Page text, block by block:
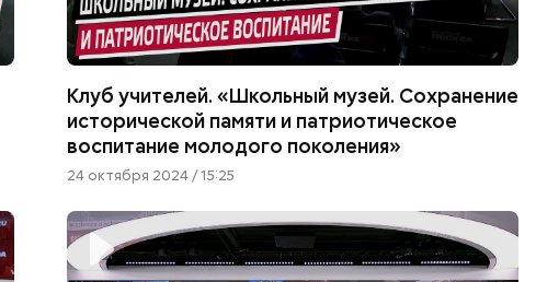
Клуб учителей. «Школьный музей. Сохранение
исторической памяти и патриотическое
воспитание молодого поколения»
24 октября 2024 / 15:25